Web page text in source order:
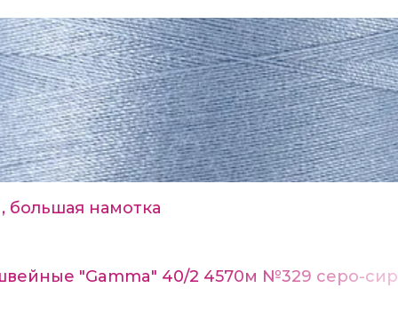
большая намотка
"Gamma" 40/2 4570м №329 серо-